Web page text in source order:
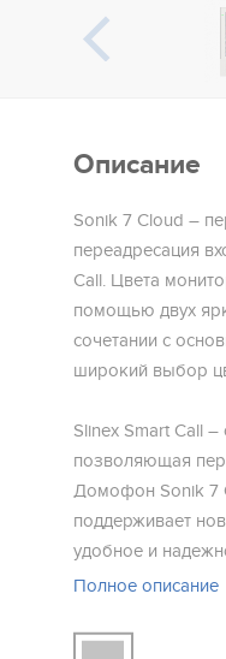
Описание
Sonik 7 Cloud –
переадресация
Call. Цвета
помощью двух
сочетании с
широкий выбор
Slinex Smart Call
позволяющая
Домофон Sonik 7
поддерживает
удобное и
телефона.
Cтиль твоего
Полное описание